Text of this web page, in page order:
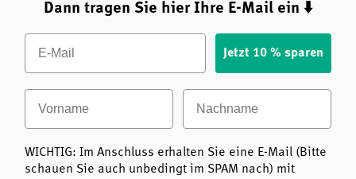
Dann tragen Sie hier Ihre E-Mail ein ⬇️
Email
Jetzt 10 % sparen
Vorname Nachname
WICHTIG: Im Anschluss erhalten Sie eine E-Mail (Bitte
schauen Sie auch unbedingt im SPAM nach) mit